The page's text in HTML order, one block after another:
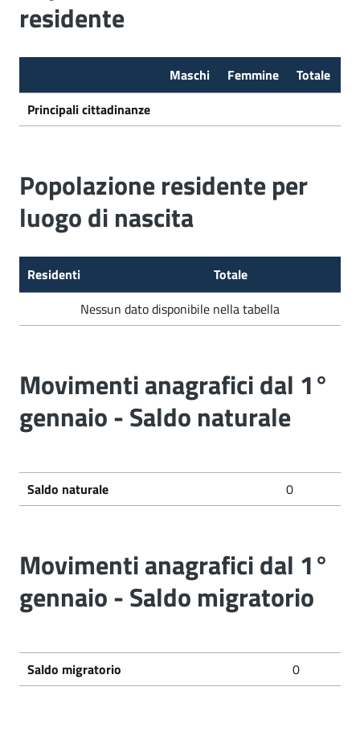
residente
Maschi Femmine
Totale
Principali cittadinanze
Popolazione residente per
luogo di nascita
Residenti
Totale
Nessun dato disponibile nella tabella
Movimenti anagrafici dal 1°
gennaio - Saldo naturale
Saldo naturale 0
Movimenti anagrafici dal 1°
gennaio - Saldo migratorio
Saldo migratorio 0